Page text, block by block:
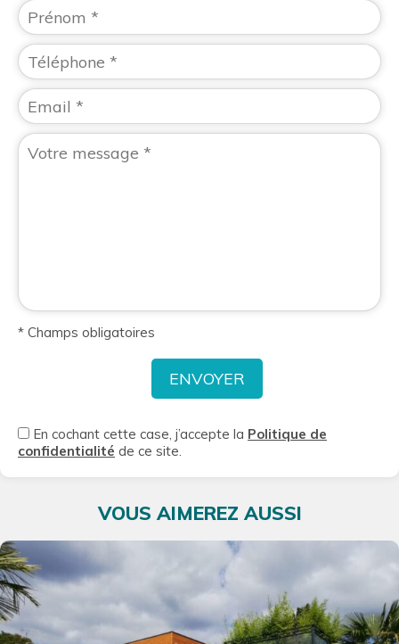
* Champs obligatoires
En cochant cette case, j’accepte la Politique de
confidentialité de ce site.
VOUS AIMEREZ AUSSI